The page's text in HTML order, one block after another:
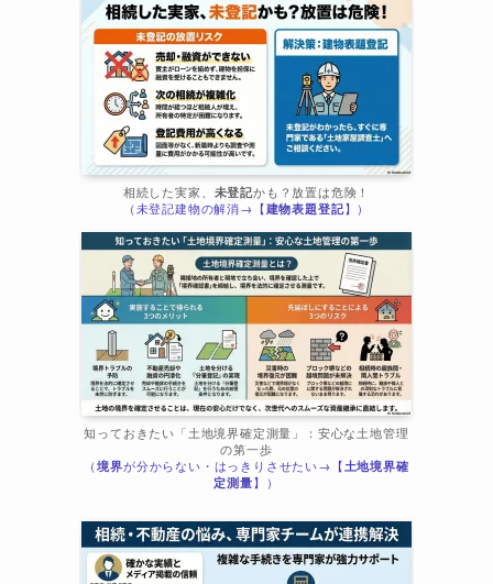
相続した実家、 未登記かも？放置は危険！
（未登記建物の解消→【建物表題登記】）
知っておきたい「土地境界確定測量」：安心な土地管理
の第一歩
（境界が分からない・はっきりさせたい→【土地境界確
定測量】）